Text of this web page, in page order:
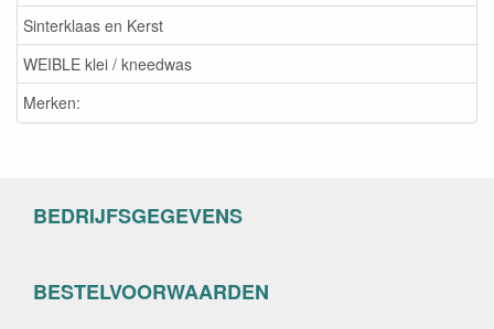
Sinterklaas en Kerst
WEIBLE klei / kneedwas
Merken:
BEDRIJFSGEGEVENS
BESTELVOORWAARDEN